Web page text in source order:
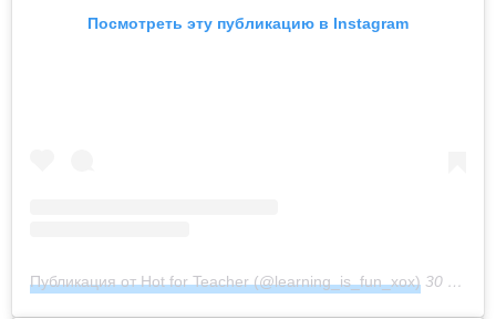
Посмотреть эту публикацию в Instagram
Публикация от Hot for Teacher (@learning_is_fun_xox) 30 Июл 2018 в 11:51 PDT